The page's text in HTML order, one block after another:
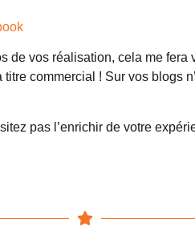
de vos réalisation, cela me
commercial ! Sur vos blogs
pas l’enrichir de votre